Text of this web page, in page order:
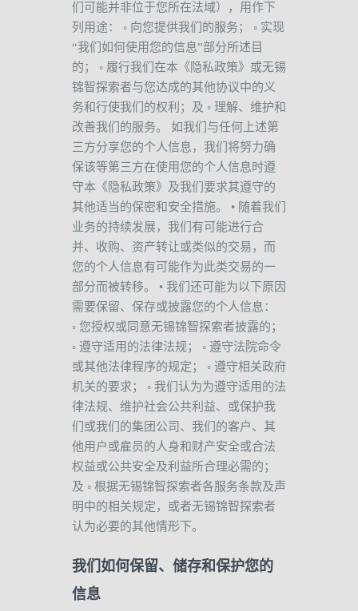
们可能并非位于您所在法域），用作下
列用途：
◦ 向您提供我们的服务； ◦ 实现
“我们如何使用您的信息”部分所述目
的；
◦ 履行我们在本《隐私政策》或无锡
锦智探索者与您达成的其他协议中的义
务和行使我们的权利；及 ◦ 理解、维护和
改善我们的服务。
如我们与任何上述第
三方分享您的个人信息，我们将努力确
保该等第三方在使用您的个人信息时遵
守本《隐私政策》及我们要求其遵守的
其他适当的保密和安全措施。
• 随着我们
业务的持续发展，我们有可能进行合
并、收购、资产转让或类似的交易，而
您的个人信息有可能作为此类交易的一
部分而被转移。
• 我们还可能为以下原因
需要保留、保存或披露您的个人信息：
◦ 您授权或同意无锡锦智探索者披露的；
◦ 遵守适用的法律法规； ◦ 遵守法院命令
或其他法律程序的规定；
◦ 遵守相关政府
机关的要求；
◦ 我们认为为遵守适用的法
律法规、维护社会公共利益、或保护我
们或我们的集团公司、我们的客户、其
他用户或雇员的人身和财产安全或合法
权益或公共安全及利益所合理必需的；
及 ◦ 根据无锡锦智探索者各服务条款及声
明中的相关规定，或者无锡锦智探索者
认为必要的其他情形下。
我们如何保留、储存和保护您的
信息